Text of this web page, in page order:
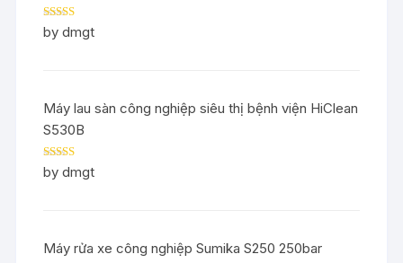
Rated5out
of 5
by dmgt
Máy lau sàn công nghiệp siêu thị bệnh viện HiClean
S530B
Rated5out
of 5
by dmgt
Máy rửa xe công nghiệp Sumika S250 250bar